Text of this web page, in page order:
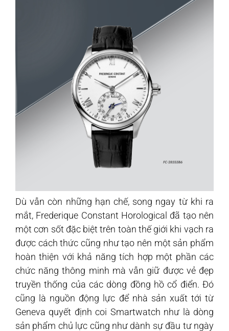
Dù vẫn còn những hạn chế, song ngay từ khi ra
mắt, Frederique Constant Horological đã tạo nên
một cơn sốt đặc biệt trên toàn thế giới khi vạch ra
được cách thức cũng như tạo nên một sản phẩm
hoàn thiện với khả năng tích hợp một phần các
chức năng thông minh mà vẫn giữ được vẻ đẹp
truyền thống của các dòng đồng hồ cổ điển. Đó
cũng là nguồn động lực để nhà sản xuất tới từ
Geneva quyết định coi Smartwatch như là dòng
sản phẩm chủ lực cũng như dành sự đầu tư ngày